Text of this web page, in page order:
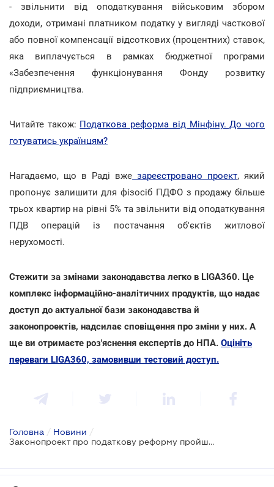
- звільнити від оподаткування військовим збором
доходи, отримані платником податку у вигляді часткової
або повної компенсації відсоткових (процентних) ставок,
яка виплачується в рамках бюджетної програми
«Забезпечення функціонування Фонду розвитку
підприємництва.
Читайте також: Податкова реформа від Мінфіну. До чого
готуватись українцям?
Нагадаємо, що в Раді вже зареєстровано проект, який
пропонує залишити для фізосіб ПДФО з продажу більше
трьох квартир на рівні 5% та звільнити від оподаткування
ПДВ операцій із постачання об'єктів житлової
нерухомості.
Стежити за змінами законодавства легко в LIGA360. Це
комплекс інформаційно-аналітичних продуктів, що надає
доступ до актуальної бази законодавства й
законопроектів, надсилає сповіщення про зміни у них. А
ще ви отримаєте роз'яснення експертів до НПА. Оцініть
переваги LIGA360, замовивши тестовий доступ.
Головна / Новини /
Законопроект про податкову реформу пройшов перше читання